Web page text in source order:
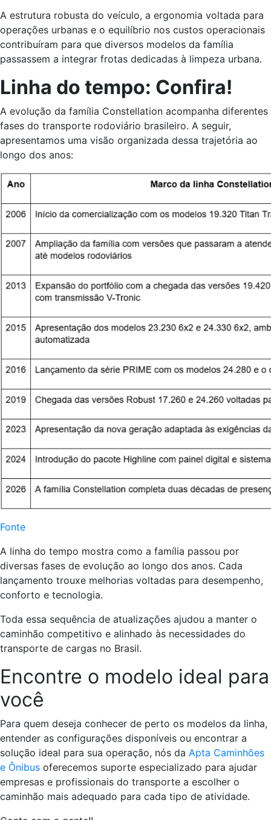
A estrutura robusta do veículo, a ergonomia voltada para
operações urbanas e o equilíbrio nos custos operacionais
contribuíram para que diversos modelos da família
passassem a integrar frotas dedicadas à limpeza urbana.
Linha do tempo: Confira!
A evolução da família Constellation acompanha diferentes
fases do transporte rodoviário brasileiro. A seguir,
apresentamos uma visão organizada dessa trajetória ao
longo dos anos:
Fonte
A linha do tempo mostra como a família passou por
diversas fases de evolução ao longo dos anos. Cada
lançamento trouxe melhorias voltadas para desempenho,
conforto e tecnologia.
Toda essa sequência de atualizações ajudou a manter o
caminhão competitivo e alinhado às necessidades do
transporte de cargas no Brasil.
Encontre o modelo ideal para
você
Para quem deseja conhecer de perto os modelos da linha,
entender as configurações disponíveis ou encontrar a
solução ideal para sua operação, nós da Apta Caminhões
e Ônibus oferecemos suporte especializado para ajudar
empresas e profissionais do transporte a escolher o
caminhão mais adequado para cada tipo de atividade.